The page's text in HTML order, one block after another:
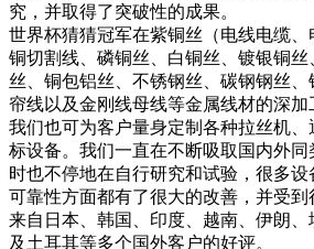
究，并取得了突破性的成果。
世界杯猜猜冠军在紫铜丝（电线电缆
铜切割线、磷铜丝、白铜丝、镀银铜
丝、铜包铝丝、不锈钢丝、碳钢钢丝
帘线以及金刚线母线等金属线材的深加
我们也可为客户量身定制各种拉丝机
标设备。我们一直在不断吸取国内外同
时也不停地在自行研究和试验，很多设
可靠性方面都有了很大的改善，并受
来自日本、韩国、印度、越南、伊朗
及土耳其等多个国外客户的好评。